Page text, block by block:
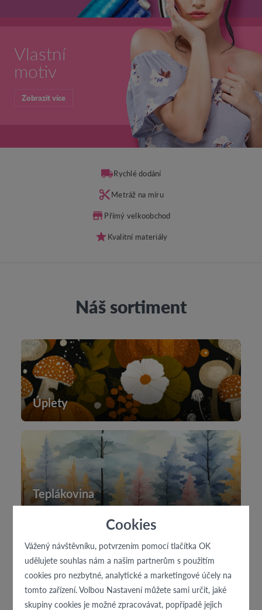
Cookies
Vážený návštěvníku, potvrzením pomocí tlačítka OK
udělujete souhlas nám a našim partnerům s použitím
cookies pro nezbytné, analytické a marketingové účely na
tomto zařízení. Volbou Nastavení můžete sami určit, jaké
skupiny cookies je možné zpracovávat, popřípadě jejich
Vlastní
motiv
Zobrazit více
Rychlé dodání
Metráž na míru
Přímý velkoobchod
Kvalitní materiály
Náš sortiment
Úplety
Teplákovina
Softshell